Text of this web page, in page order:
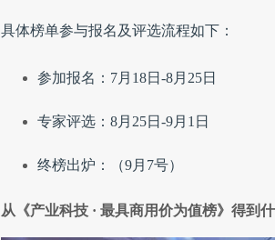
具体榜单参与报名及评选流程如下：
参加报名：7月18日-8月25日
专家评选：8月25日-9月1日
终榜出炉：（9月7号）
从《产业科技 · 最具商用价为值榜》得到